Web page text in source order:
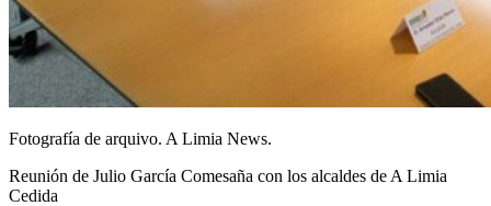
Fotografía de arquivo. A Limia News.
Reunión de Julio García Comesaña con los alcaldes de A Limia
Cedida